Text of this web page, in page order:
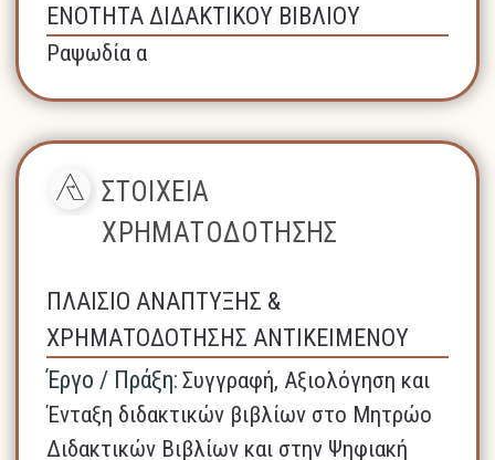
ΕΝΟΤΗΤΑ ΔΙΔΑΚΤΙΚΟΥ ΒΙΒΛΙΟΥ
Ραψωδία α
ΣΤΟΙΧΕΙΑ
ΧΡΗΜΑΤΟΔΟΤΗΣΗΣ
ΠΛΑΙΣΙΟ ΑΝΑΠΤΥΞΗΣ &
ΧΡΗΜΑΤΟΔΟΤΗΣΗΣ ΑΝΤΙΚΕΙΜΕΝΟΥ
Έργο / Πράξη: Συγγραφή, Αξιολόγηση και
Ένταξη διδακτικών βιβλίων στο Μητρώο
Διδακτικών Βιβλίων και στην Ψηφιακή